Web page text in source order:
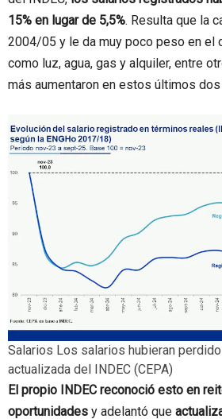
15% en lugar de 5,5%. Resulta que la
2004/05 y le da muy poco peso en el
como luz, agua, gas y alquiler, entre
más aumentaron en estos últimos dos
Salarios Los salarios hubieran
actualizada del INDEC (CEPA)
El propio INDEC reconoció esto en
oportunidades y adelantó que